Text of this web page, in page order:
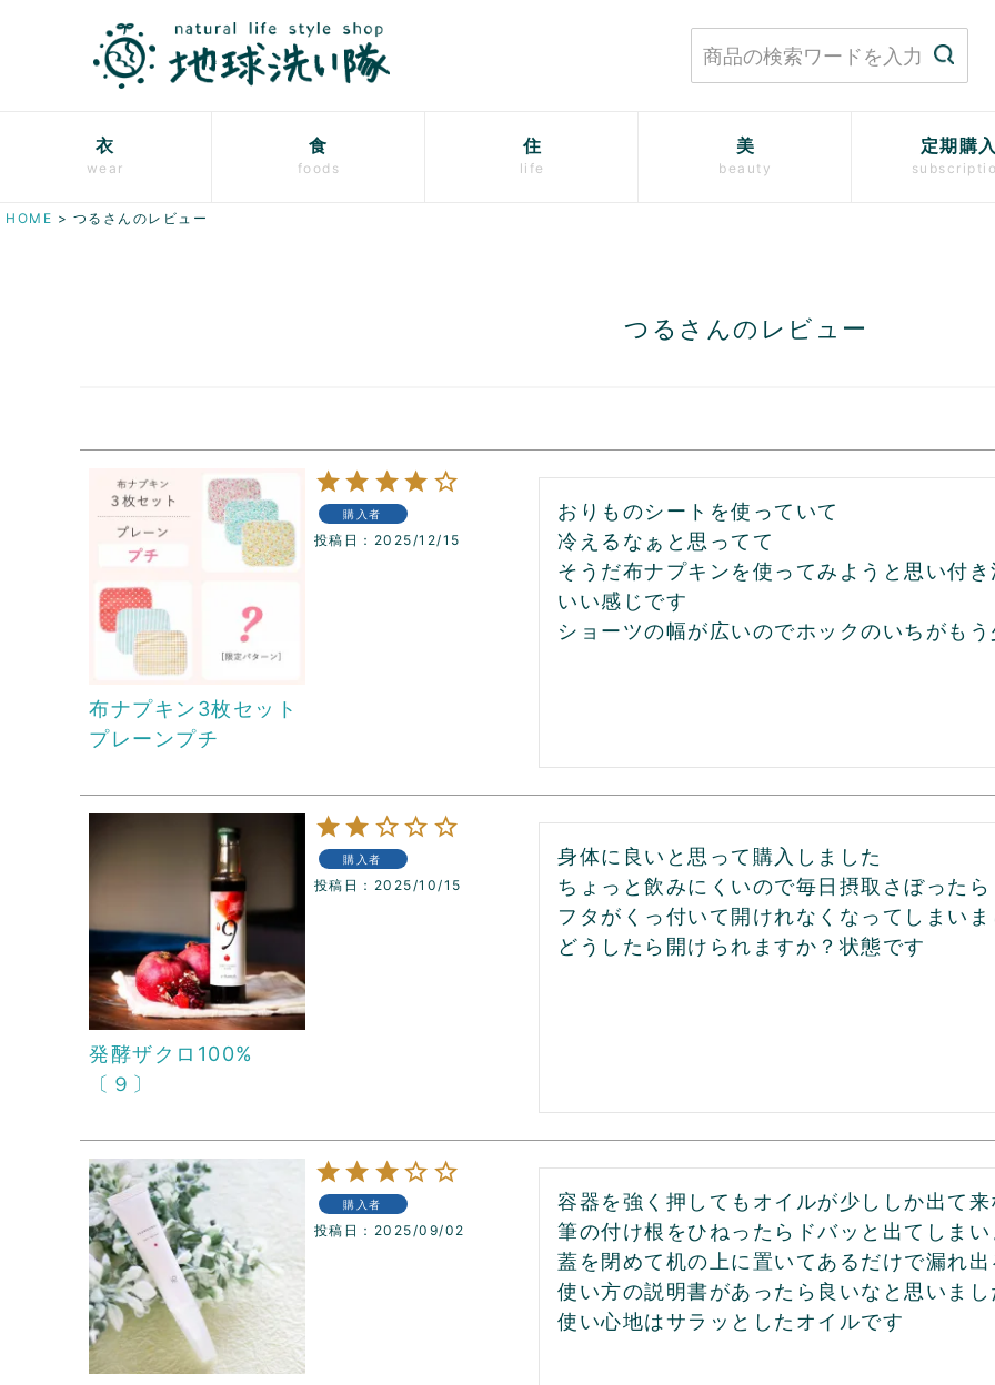
衣
wear
食
foods
住
life
美
beauty
定期購入
HOME つるさんのレビュー
つるさんのレビュー
布ナプキン3枚セット
プレーンプチ
購入者
投稿日 2025/12/15
おりものシートを使っていて
冷えるなぁと思ってて
そうだ布ナプキンを使ってみようと思い付
いい感じです
ショーツの幅が広いのでホックのいちがも
発酵ザクロ100%
〔９〕
購入者
投稿日 2025/10/15
身体に良いと思って購入しました
ちょっと飲みにくいので毎日摂取さぼったら
フタがくっ付いて開けれなくなってしまいま
どうしたら開けられますか？状態です
購入者
投稿日 2025/09/02
容器を強く押してもオイルが少ししか出て
筆の付け根をひねったらドバッと出てしまい
蓋を閉めて机の上に置いてあるだけで漏れ出
使い方の説明書があったら良いなと思いまし
使い心地はサラッとしたオイルです